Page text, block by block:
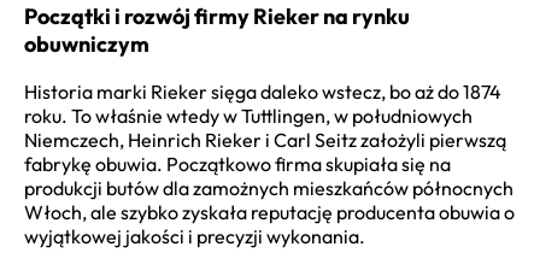
Początki i rozwój firmy Rieker na rynku
obuwniczym
Historia marki Rieker sięga daleko wstecz, bo aż do 1874
roku. To właśnie wtedy w Tuttlingen, w południowych
Niemczech, Heinrich Rieker i Carl Seitz założyli pierwszą
fabrykę obuwia. Początkowo firma skupiała się na
produkcji butów dla zamożnych mieszkańców północnych
Włoch, ale szybko zyskała reputację producenta obuwia o
wyjątkowej jakości i precyzji wykonania.